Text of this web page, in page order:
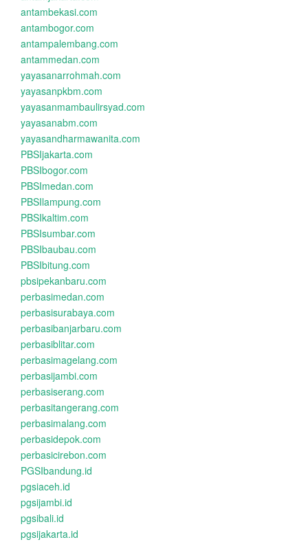
antambekasi.com
antambogor.com
antampalembang.com
antammedan.com
yayasanarrohmah.com
yayasanpkbm.com
yayasanmambaulirsyad.com
yayasanabm.com
yayasandharmawanita.com
PBSIjakarta.com
PBSIbogor.com
PBSImedan.com
PBSIlampung.com
PBSIkaltim.com
PBSIsumbar.com
PBSIbaubau.com
PBSIbitung.com
pbsipekanbaru.com
perbasimedan.com
perbasisurabaya.com
perbasibanjarbaru.com
perbasiblitar.com
perbasimagelang.com
perbasijambi.com
perbasiserang.com
perbasitangerang.com
perbasimalang.com
perbasidepok.com
perbasicirebon.com
PGSIbandung.id
pgsiaceh.id
pgsijambi.id
pgsibali.id
pgsijakarta.id